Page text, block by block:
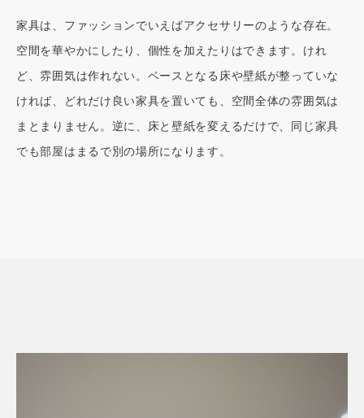
家具は、ファッションでいえばアクセサリーのような存在。
空間を華やかにしたり、個性を加えたりはできます。けれ
ど、雰囲気は作れない。ベースとなる床や壁紙が整っていな
ければ、どれだけ良い家具を置いても、空間全体の雰囲気は
まとまりません。逆に、床と壁紙を変えるだけで、同じ家具
でも部屋はまるで別の場所になります。